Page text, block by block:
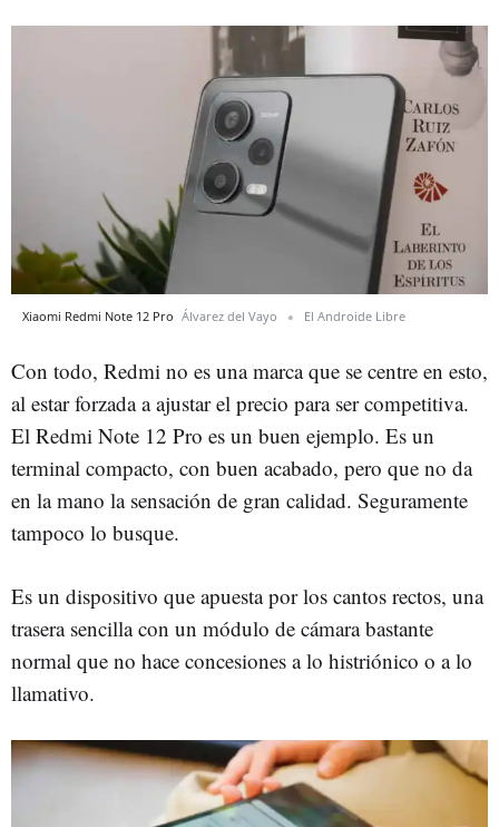
Xiaomi Redmi Note 12 Pro Álvarez del Vayo El Androide Libre
Con todo, Redmi no es una marca que se centre en esto,
al estar forzada a ajustar el precio para ser competitiva.
El Redmi Note 12 Pro es un buen ejemplo. Es un
terminal compacto, con buen acabado, pero que no da
en la mano la sensación de gran calidad. Seguramente
tampoco lo busque.
Es un dispositivo que apuesta por los cantos rectos, una
trasera sencilla con un módulo de cámara bastante
normal que no hace concesiones a lo histriónico o a lo
llamativo.